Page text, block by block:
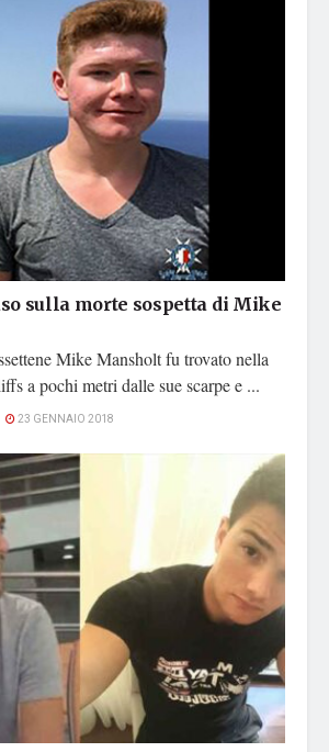
sulla morte sospetta di Mike
Mike Mansholt fu trovato nella
a pochi metri dalle sue scarpe e ...
23 GENNAIO 2018